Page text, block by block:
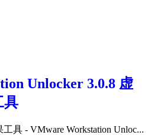
Unlocker 3.0.8 虚
具
具 - VMware Workstation Unloc...